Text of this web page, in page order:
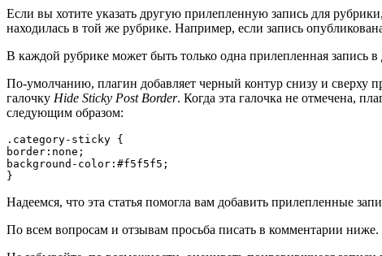
Если вы хотите указать другую прилепленную запись для
находилась в той же рубрике. Например, если запись
В каждой рубрике может быть только одна прилепленная запись
По-умолчанию, плагин добавляет черный контур снизу и сверху
галочку Hide Sticky Post Border. Когда эта галочка не отмечена,
следующим образом:
.category-sticky {
border:none;
background-color:#f5f5f5;
Надеемся, что эта статья помогла вам добавить прилепленные
По всем вопросам и отзывам просьба писать в комментарии ниже.